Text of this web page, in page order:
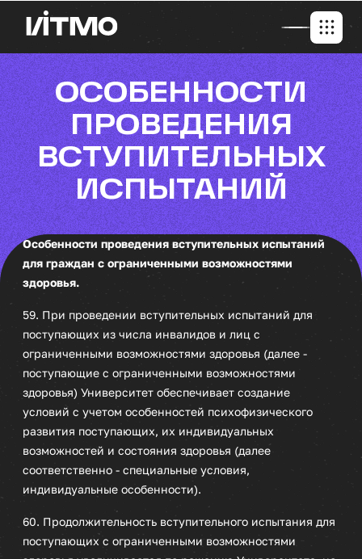
ОСОБЕННОСТИ
ПРОВЕДЕНИЯ
ВСТУПИТЕЛЬНЫХ
ИСПЫТАНИЙ
Особенности проведения вступительных испытаний
для граждан с ограниченными возможностями
здоровья.
59. При проведении вступительных испытаний для
поступающих из числа инвалидов и лиц с
ограниченными возможностями здоровья (далее -
поступающие с ограниченными возможностями
здоровья) Университет обеспечивает создание
условий с учетом особенностей психофизического
развития поступающих, их индивидуальных
возможностей и состояния здоровья (далее
соответственно - специальные условия,
индивидуальные особенности).
60. Продолжительность вступительного испытания для
поступающих с ограниченными возможностями